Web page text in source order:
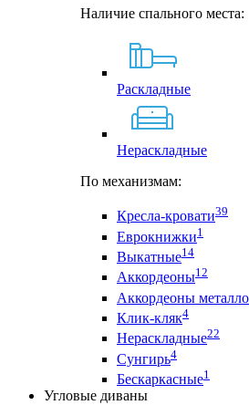
Наличие спального места:
Раскладные
Нераскладные
По механизмам:
Кресла-кровати39
Еврокнижки1
Выкатные14
Аккордеоны12
Аккордеоны
Клик-кляк4
Нераскладные22
Сунгирь4
Бескаркасные1
Угловые диваны